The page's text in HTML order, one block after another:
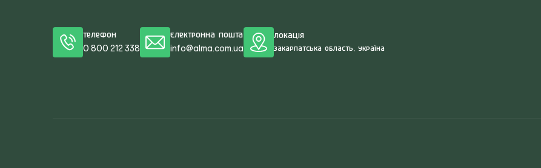
Телефон
0 800 212 338
Електронна пошта
info@alma.com.ua
Локація
Закарпатська область, Україна